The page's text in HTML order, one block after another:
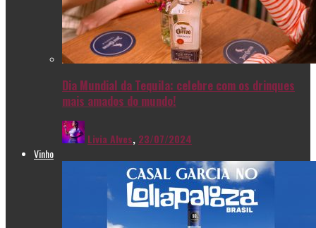
Dia Mundial da Tequila: celebre com os drinques
mais amados do mundo!
Livia Alves, 23/07/2024
Vinho